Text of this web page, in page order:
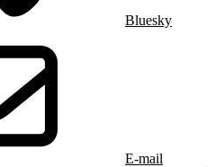
Bluesky
E-mail